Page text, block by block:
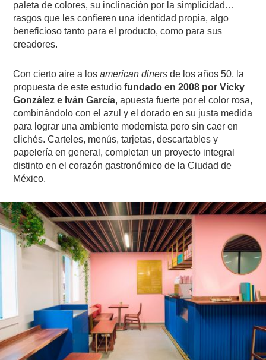
paleta de colores, su inclinación por la simplicidad…
rasgos que les confieren una identidad propia, algo
beneficioso tanto para el producto, como para sus
creadores.
Con cierto aire a losamerican diners de los años 50, la
propuesta de este estudiofundado en 2008 por Vicky
González e Iván García, apuesta fuerte por el color rosa,
combinándolo con el azul y el dorado en su justa medida
para lograr una ambiente modernista pero sin caer en
clichés. Carteles, menús, tarjetas, descartables y
papelería en general, completan un proyecto integral
distinto en el corazón gastronómico de la Ciudad de
México.